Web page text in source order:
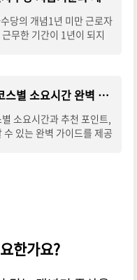
당의 개념1년 미만 근로자
무한 기간이 1년이 되지
후지산 등산코스 코스별 소요시간 완벽 가이드, 추천 포인트와 꿀팁 한눈에 보기
소요시간과 추천 포인트,
있는 완벽 가이드를 제공
한가요?